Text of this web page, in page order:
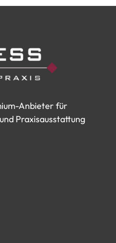
Anbieter für
und Praxisausstattung